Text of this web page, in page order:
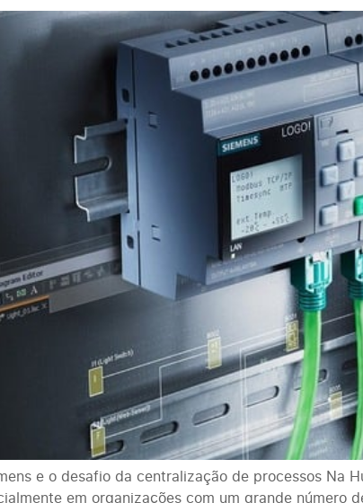
e o desafio da centralização de processos Na
em organizações com um grande número